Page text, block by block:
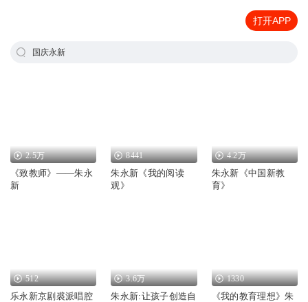
打开APP
国庆永新
2.5万
《致教师》——朱永
新
8441
朱永新《我的阅读
观》
4.2万
朱永新《中国新教
育》
512
乐永新京剧裘派唱腔
3.6万
朱永新:让孩子创造自
1330
《我的教育理想》朱